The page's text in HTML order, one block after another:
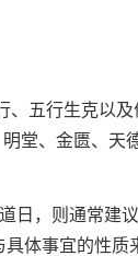
五行生克以及
堂、金匮、天
日，则通常建
体事宜的性质